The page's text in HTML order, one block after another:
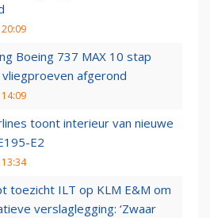
Boeing 737 MAX 10 stap
afgerond
toont interieur van nieuwe
E2
toezicht ILT op KLM E&M om
verslaglegging: ‘Zwaar